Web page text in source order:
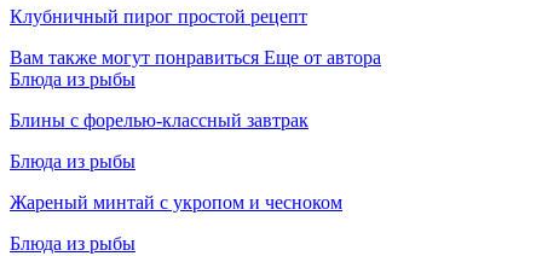
Клубничный пирог простой рецепт
Вам также могут понравиться Еще от автора
Блюда из рыбы
Блины с форелью-классный завтрак
Блюда из рыбы
Жареный минтай с укропом и чесноком
Блюда из рыбы